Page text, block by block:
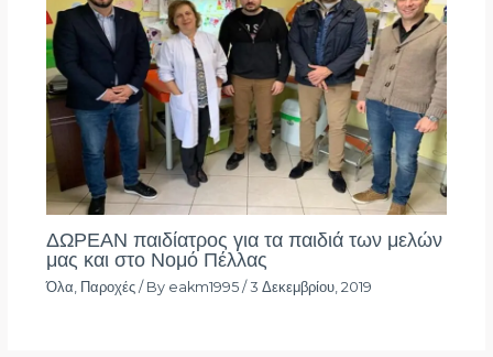
ΔΩΡΕΑΝ παιδίατρος για τα παιδιά των μελών
μας και στο Νομό Πέλλας
Όλα, Παροχές/ By eakm1995 / 3 Δεκεμβρίου, 2019